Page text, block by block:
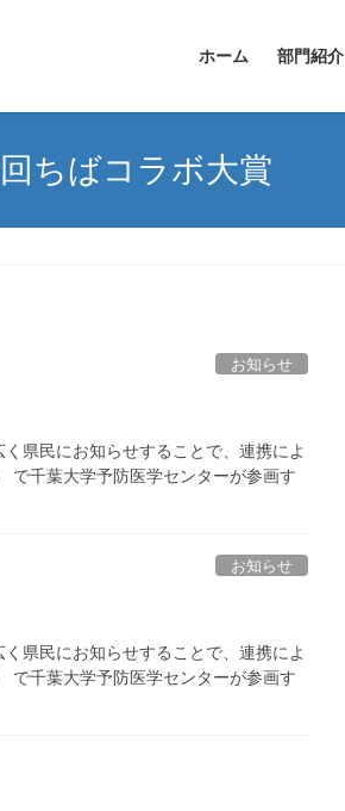
ホーム 部門紹介
ちばコラボ大賞
お知らせ
県民にお知らせすることで、連携によ
で千葉大学予防医学センターが参画す
お知らせ
県民にお知らせすることで、連携によ
で千葉大学予防医学センターが参画す